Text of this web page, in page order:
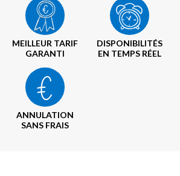
MEILLEUR TARIF
GARANTI
DISPONIBILITÉS
EN TEMPS RÉEL
ANNULATION
SANS FRAIS